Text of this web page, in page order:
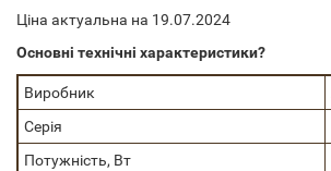
Ціна актуальна на 19.07.2024
Основні технічні характеристики?
Виробник
Серія
Потужність, Вт